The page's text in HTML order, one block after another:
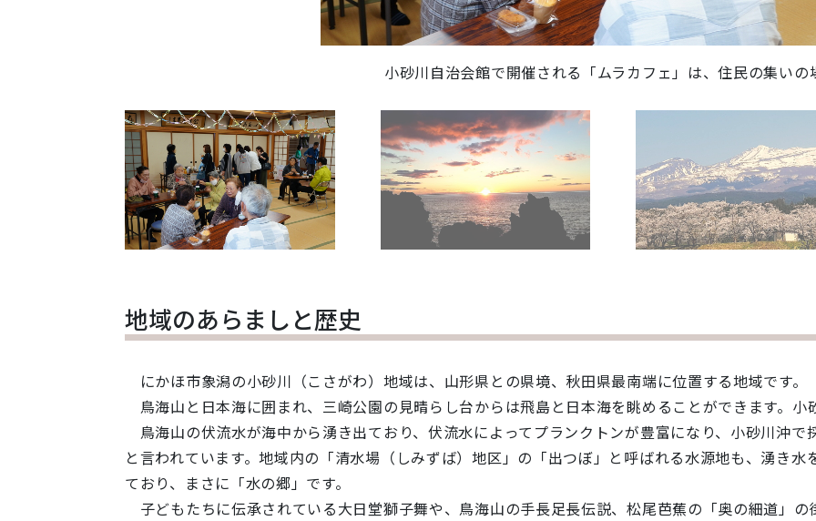
小砂川自治会館で開催される「ムラカフェ」は、住民の集いの
地域のあらましと歴史
にかほ市象潟の小砂川（こさがわ）地域は、山形県との県境、秋田県最南端に位置する地域です。
鳥海山と日本海に囲まれ、三崎公園の見晴らし台からは飛島と日本海を眺めることができます。小
鳥海山の伏流水が海中から湧き出ており、伏流水によってプランクトンが豊富になり、小砂川沖
と言われています。地域内の「清水場（しみずば）地区」の「出つぼ」と呼ばれる水源地も、湧き
ており、まさに「水の郷」です。
子どもたちに伝承されている大日堂獅子舞や、鳥海山の手長足長伝説、松尾芭蕉の「奥の細道」